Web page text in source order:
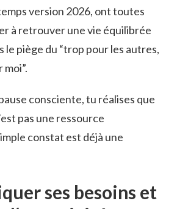
version 2026, ont toutes
à retrouver une vie équilibrée
le piège du “trop pour les autres,
moi”.
consciente, tu réalises que
pas une ressource
constat est déjà une
ses besoins et